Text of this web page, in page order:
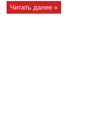
Читать далее »